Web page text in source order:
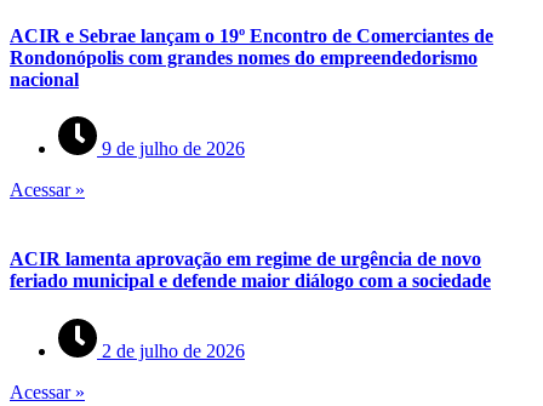
ACIR e Sebrae lançam o 19º Encontro de Comerciantes de
Rondonópolis com grandes nomes do empreendedorismo
nacional
9 de julho de 2026
Acessar »
ACIR lamenta aprovação em regime de urgência de novo
feriado municipal e defende maior diálogo com a sociedade
2 de julho de 2026
Acessar »